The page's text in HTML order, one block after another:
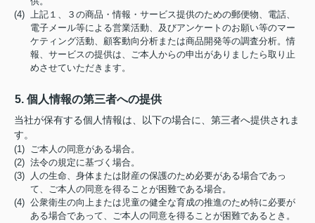
(4) 上記１、３の商品・情報・サービス提供のための郵便物、電話、
電子メール等による営業活動、及びアンケートのお願い等のマー
ケティング活動、顧客動向分析または商品開発等の調査分析。情
報、サービスの提供は、ご本人からの申出がありましたら取り止
めさせていただきます。
5. 個人情報の第三者への提供
当社が保有する個人情報は、以下の場合に、第三者へ提供されま
す。
(1) ご本人の同意がある場合。
(2) 法令の規定に基づく場合。
(3) 人の生命、身体または財産の保護のため必要がある場合であっ
て、ご本人の同意を得ることが困難である場合。
(4) 公衆衛生の向上または児童の健全な育成の推進のため特に必要が
ある場合であって、ご本人の同意を得ることが困難であるとき。